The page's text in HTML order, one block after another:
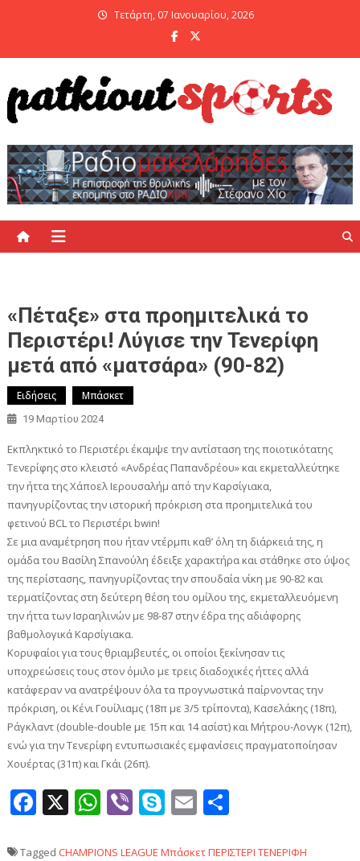
Τετάρτη, 07 Ιανουαρίου, 2026
«Πέταξε» στα προημιτελικά το
Περιστέρι! Λύγισε την Τενερίφη
μετά από «ματσάρα» (90-82)
Ειδήσεις Μπάσκετ
19 Μαρτίου 2024
Εκπληκτικό το Περιστέρι έκαμψε την αντίσταση της ποιοτικότατης
Τενερίφης στο κλειστό «Ανδρέας Παπανδρέου» και εκμεταλλεύτηκε
την ήττα της Χάποελ Ιερουσαλήμ από την Καρσίγιακα,
πανηγυρίζοντας την ιστορική πρόκριση στα προημιτελικά του
φετινού BCL το Περιστέρι bwin!
Σε μια αναμέτρηση που ήταν ντέρμπι καθ’ όλη τη διάρκειά της, η
ομάδα του Βασίλη Σπανούλη έδειξε χαρακτήρα και στάθηκε στο ύψος
της περίστασης, πανηγυρίζοντας την σπουδαία νίκη με 90-82 και
τερματίζοντας στη δεύτερη θέση του ομίλου της, εκμεταλλευόμενη
την ήττα των Ισραηλινών με 98-87 στην έδρα της αδιάφορης
βαθμολογικά Καρσίγιακα.
Κορυφαίοι για τους θριαμβευτές, οι οποίοι ξεκίνησαν τις
υποχρεώσεις τους στον όμιλο με τρεις διαδοχικές ήττες αλλά
κατάφεραν να ανατρέψουν όλα τα προγνωστικά παίρνοντας την
πρόκριση, οι Κένι Γουίλιαμς (18π με 3/5 τρίποντα), Κασελάκης (18π),
Ράγκλαντ (double-double με 15π και 14 ασίστ) και Μήτρου-Λονγκ (12π),
ενώ για την Τενερίφη εντυπωσιακές εμφανίσεις πραγματοποίησαν
Χουέρτας (31π) και Γκάι (26π).
Facebook
X WhatsApp
ViberSkype
Email
Tagged CHAMPIONS LEAGUE ΜπάσκετΠΕΡΙΣΤΕΡΙ ΤΕΝΕΡΙΦΗ